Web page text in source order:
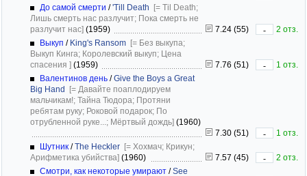
До самой смерти /'Till Death [= Til Death;
Лишь смерть нас разлучит; Пока смерть не
разлучит нас] (1959) 7.24 (55) -
2 отз.
Выкуп / King's Ransom [= Без выкупа;
Выкуп Кинга; Королевский выкуп; Цена
спасения ] (1959) 7.76 (51) -
1 отз.
Валентинов день /Give the Boys a Great
Big Hand [= Давайте поаплодируем
мальчикам!; Тайна Тюдора; Протяни
ребятам руку; Роковой подарок; По
отрубленной руке...; Мёртвый дождь] (1960)
7.30 (51)
-
1 отз.
Шутник /The Heckler [= Хохмач; Крикун;
Арифметика убийства] (1960) 7.57 (45) -
2 отз.
Смотри, как некоторые умирают /See